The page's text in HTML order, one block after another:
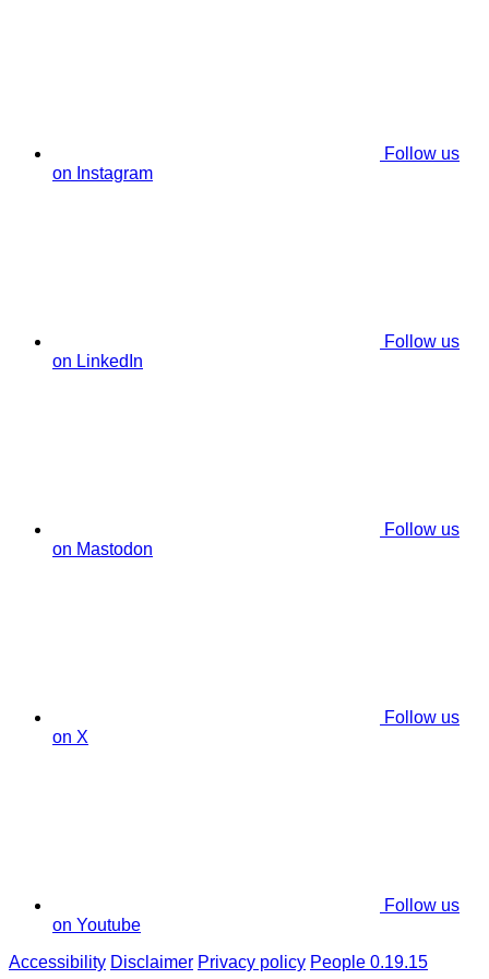
Follow us
on Instagram
Follow us
on LinkedIn
Follow us
on Mastodon
Follow us
on X
Follow us
on Youtube
Accessibility Disclaimer Privacy policy People 0.19.15